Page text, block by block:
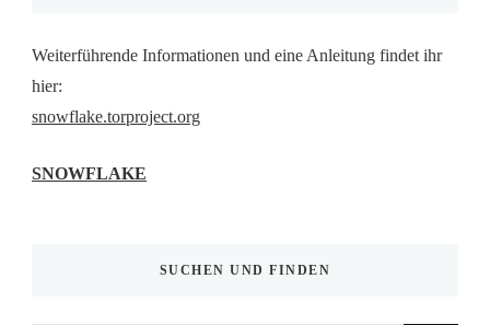
Weiterführende Informationen und eine Anleitung findet ihr
hier:
snowflake.torproject.org
SNOWFLAKE
SUCHEN UND FINDEN